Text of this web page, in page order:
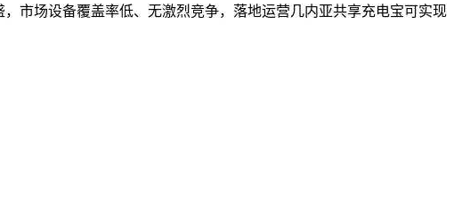
市场设备覆盖率低、无激烈竞争，落地运营几内亚共享充电宝可实现